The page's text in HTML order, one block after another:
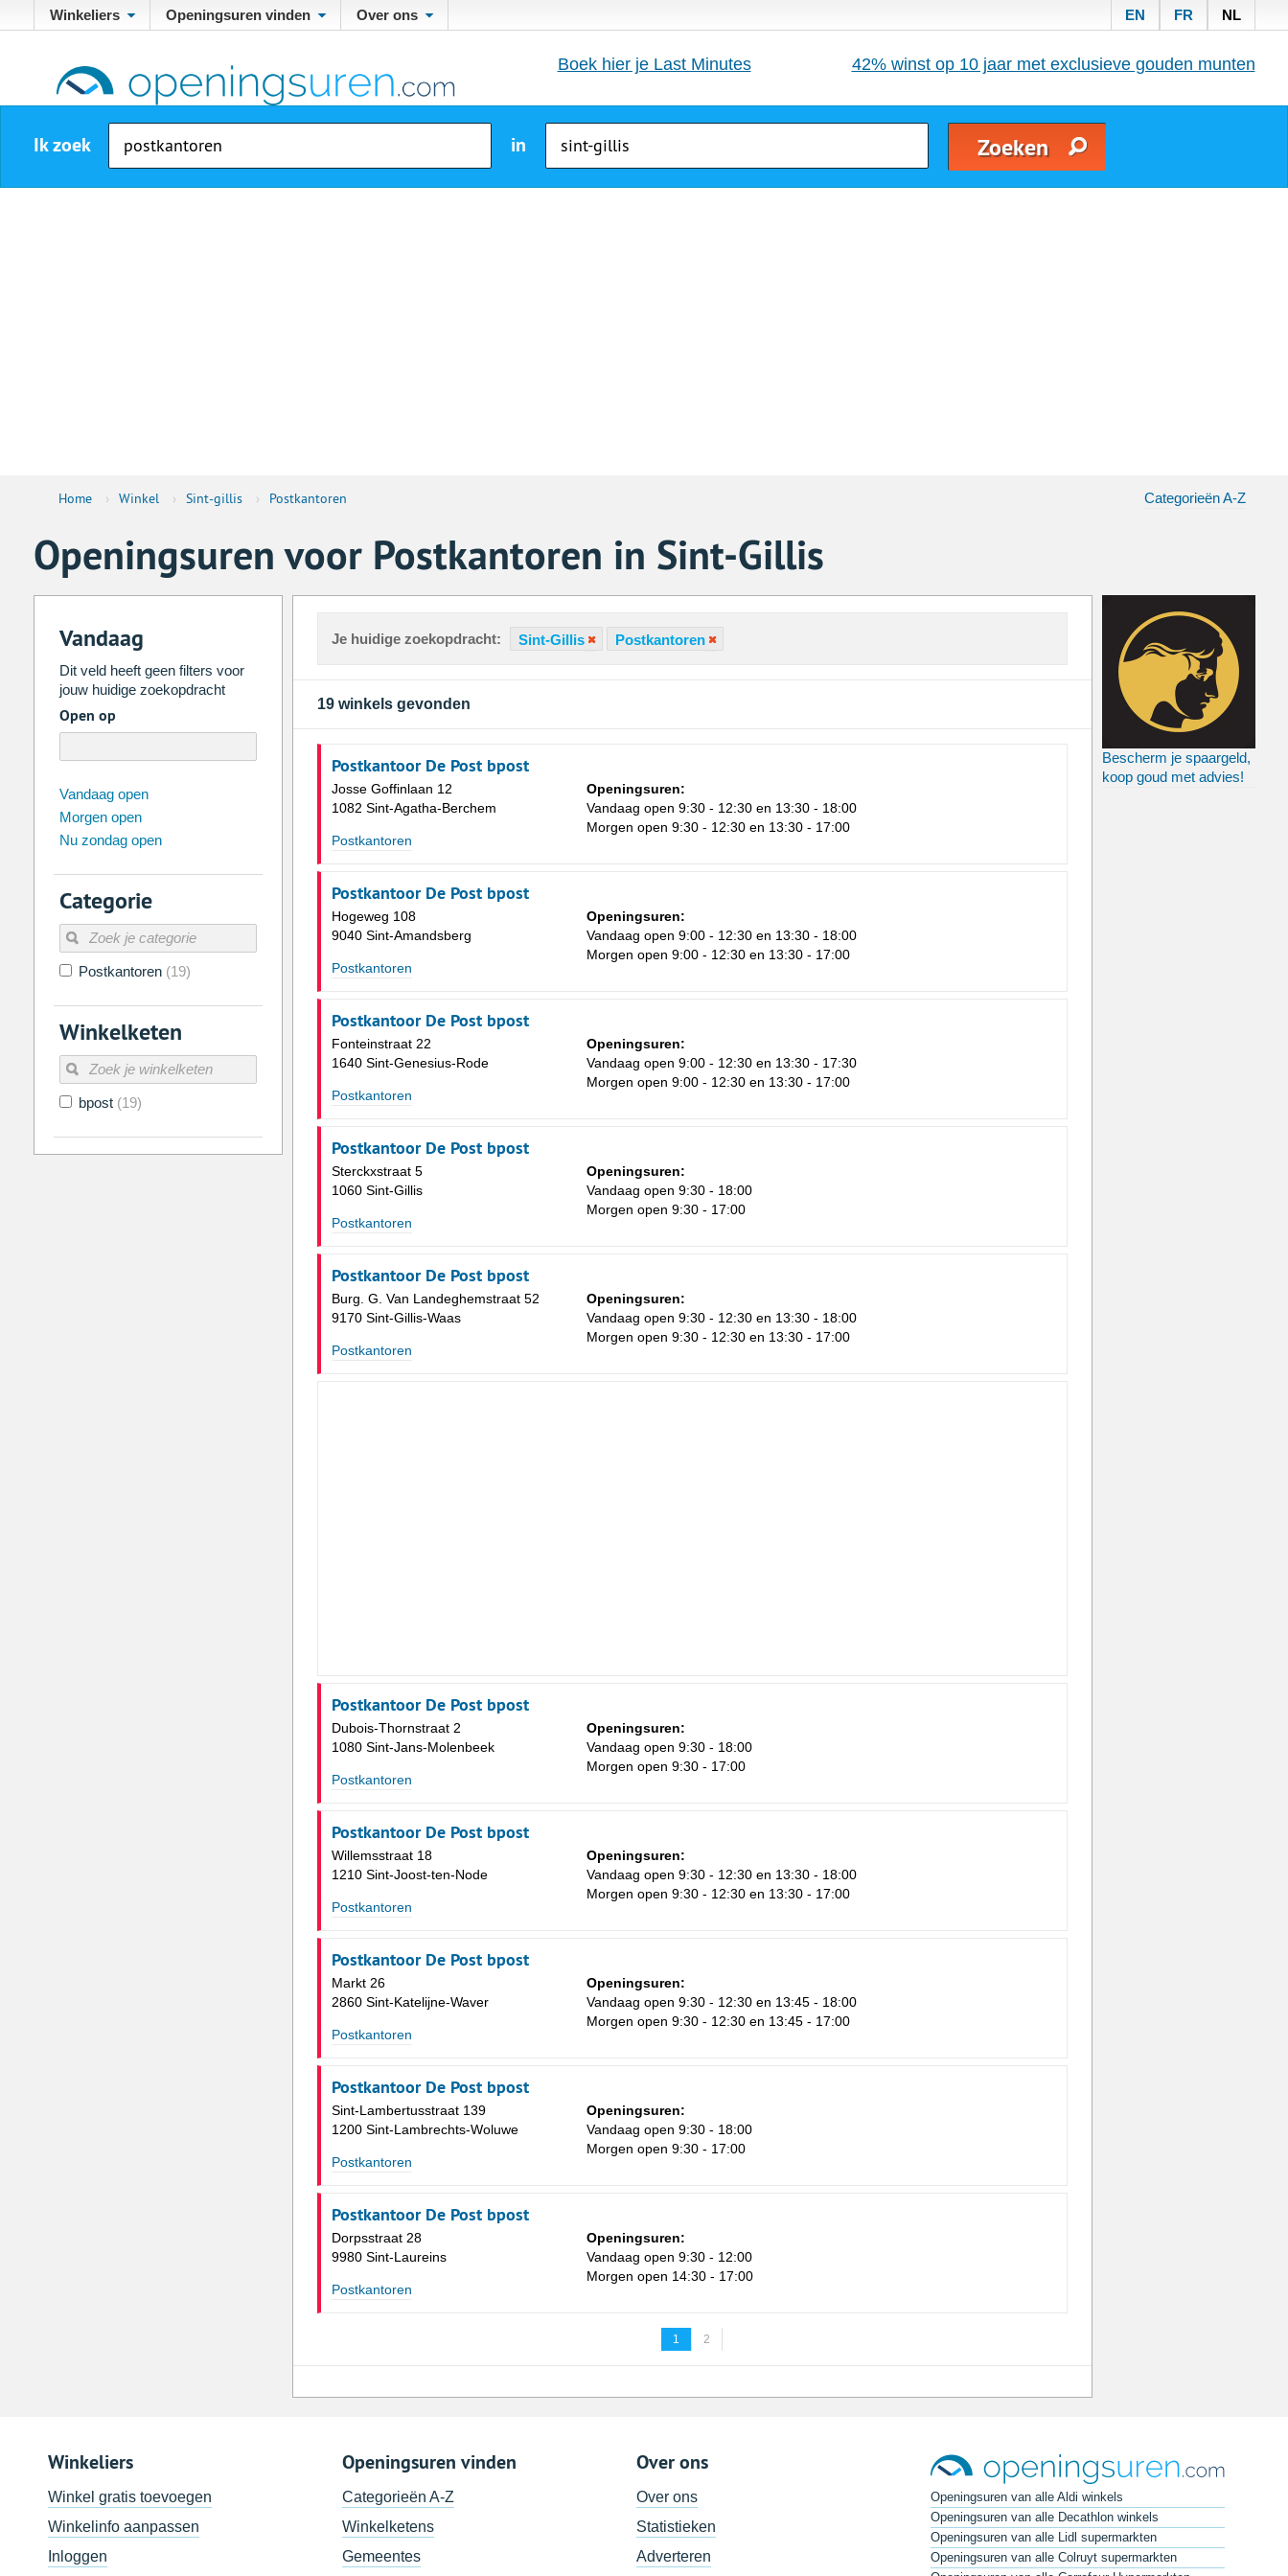
Winkeliers Openingsuren vinden Over ons EN FR NL
Boek hier je Last Minutes 42% winst op 10 jaar met exclusieve gouden munten
Ik zoek in
Home › Winkel › Sint-gillis › Postkantoren Categorieën A-Z
Openingsuren voor Postkantoren in Sint-Gillis
Vandaag
Dit veld heeft geen filters voor
jouw huidige zoekopdracht
Open op
Zo Ma
26 27 30 31
2 3 4
9 10 13 14
16 17 20 21 22
23 24 27 28
30 31 1
Vandaag Legen
Vandaag open
Morgen open
Nu zondag open
Categorie
Postkantoren (19)
Winkelketen
bpost (19)
Bescherm je spaargeld,
koop goud met advies!
Je huidige zoekopdracht: Sint-Gillis Postkantoren
19 winkels gevonden
Postkantoor De Post bpost
Josse Goffinlaan 12
1082 Sint-Agatha-Berchem
Postkantoren
Openingsuren:
Vandaag open 9:30 - 12:30 en 13:30 - 18:00
Morgen open 9:30 - 12:30 en 13:30 - 17:00
Postkantoor De Post bpost
Hogeweg 108
9040 Sint-Amandsberg
Postkantoren
Openingsuren:
Vandaag open 9:00 - 12:30 en 13:30 - 18:00
Morgen open 9:00 - 12:30 en 13:30 - 17:00
Postkantoor De Post bpost
Fonteinstraat 22
1640 Sint-Genesius-Rode
Postkantoren
Openingsuren:
Vandaag open 9:00 - 12:30 en 13:30 - 17:30
Morgen open 9:00 - 12:30 en 13:30 - 17:00
Postkantoor De Post bpost
Sterckxstraat 5
1060 Sint-Gillis
Postkantoren
Openingsuren:
Vandaag open 9:30 - 18:00
Morgen open 9:30 - 17:00
Postkantoor De Post bpost
Burg. G. Van Landeghemstraat 52
9170 Sint-Gillis-Waas
Postkantoren
Openingsuren:
Vandaag open 9:30 - 12:30 en 13:30 - 18:00
Morgen open 9:30 - 12:30 en 13:30 - 17:00
Postkantoor De Post bpost
Dubois-Thornstraat 2
1080 Sint-Jans-Molenbeek
Postkantoren
Openingsuren:
Vandaag open 9:30 - 18:00
Morgen open 9:30 - 17:00
Postkantoor De Post bpost
Willemsstraat 18
1210 Sint-Joost-ten-Node
Postkantoren
Openingsuren:
Vandaag open 9:30 - 12:30 en 13:30 - 18:00
Morgen open 9:30 - 12:30 en 13:30 - 17:00
Postkantoor De Post bpost
Markt 26
2860 Sint-Katelijne-Waver
Postkantoren
Openingsuren:
Vandaag open 9:30 - 12:30 en 13:45 - 18:00
Morgen open 9:30 - 12:30 en 13:45 - 17:00
Postkantoor De Post bpost
Sint-Lambertusstraat 139
1200 Sint-Lambrechts-Woluwe
Postkantoren
Openingsuren:
Vandaag open 9:30 - 18:00
Morgen open 9:30 - 17:00
Postkantoor De Post bpost
Dorpsstraat 28
9980 Sint-Laureins
Postkantoren
Openingsuren:
Vandaag open 9:30 - 12:00
Morgen open 14:30 - 17:00
1 2
Winkeliers
Winkel gratis toevoegen
Winkelinfo aanpassen
Inloggen
Openingsuren vinden
Categorieën A-Z
Winkelketens
Gemeentes
Over ons
Over ons
Statistieken
Adverteren
Openingsuren van alle Aldi winkels
Openingsuren van alle Decathlon winkels
Openingsuren van alle Lidl supermarkten
Openingsuren van alle Colruyt supermarkten